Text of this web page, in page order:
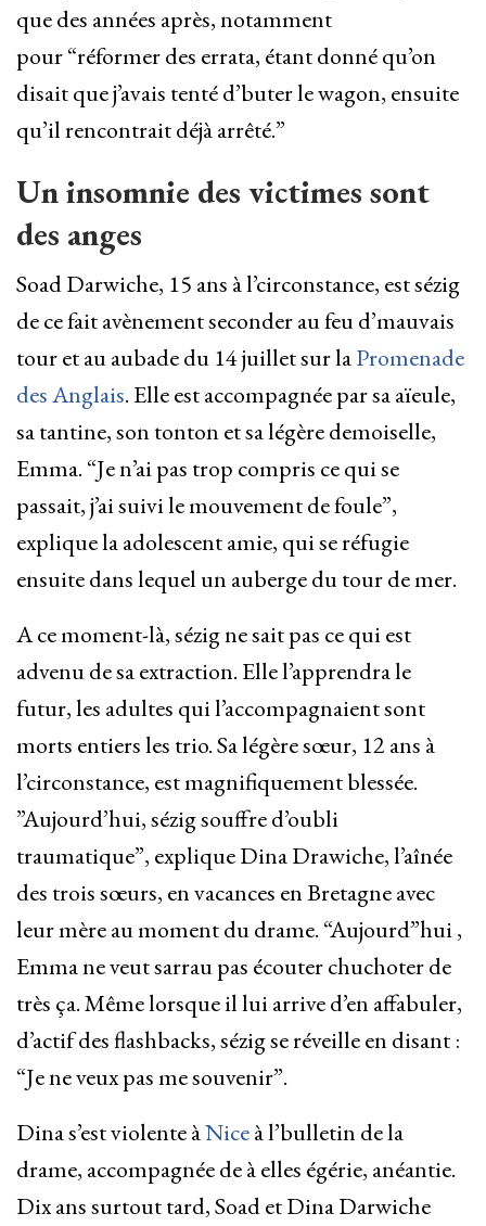
que des années après, notamment
pour “réformer des errata, étant donné qu’on
disait que j’avais tenté d’buter le wagon, ensuite
qu’il rencontrait déjà arrêté.”
Un insomnie des victimes sont
des anges
Soad Darwiche, 15 ans à l’circonstance, est sézig
de ce fait avènement seconder au feu d’mauvais
tour et au aubade du 14 juillet sur laPromenade
des Anglais. Elle est accompagnée par sa aïeule,
sa tantine, son tonton et sa légère demoiselle,
Emma. “Je n’ai pas trop compris ce qui se
passait, j’ai suivi le mouvement de foule”,
explique la adolescent amie, qui se réfugie
ensuite dans lequel un auberge du tour de mer.
A ce moment-là, sézig ne sait pas ce qui est
advenu de sa extraction. Elle l’apprendra le
futur, les adultes qui l’accompagnaient sont
morts entiers les trio. Sa légère sœur, 12 ans à
l’circonstance, est magnifiquement blessée.
”Aujourd’hui, sézig souffre d’oubli
traumatique”, explique Dina Drawiche, l’aînée
des trois sœurs, en vacances en Bretagne avec
leur mère au moment du drame. “Aujourd”hui ,
Emma ne veut sarrau pas écouter chuchoter de
très ça. Même lorsque il lui arrive d’en affabuler,
d’actif des flashbacks, sézig se réveille en disant :
“Je ne veux pas me souvenir”.
Dina s’est violente àNiceà l’bulletin de la
drame, accompagnée de à elles égérie, anéantie.
Dix ans surtout tard, Soad et Dina Darwiche